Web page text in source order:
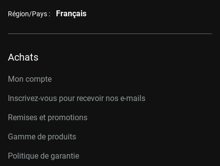
Région/Pays : Français
Achats
Mon compte
Inscrivez-vous pour recevoir nos e-mails
Remises et promotions
Gamme de produits
Politique de garantie